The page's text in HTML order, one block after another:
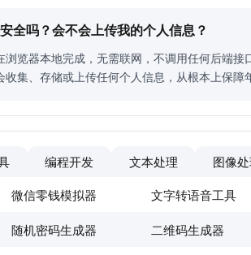
全吗？会不会上传我的个人信息？
浏览器本地完成，无需联网，不调用任何后端
集、存储或上传任何个人信息，从根本上保障
编程开发 文本处理 图像
微信零钱模拟器 文字转语音工具
随机密码生成器 二维码生成器